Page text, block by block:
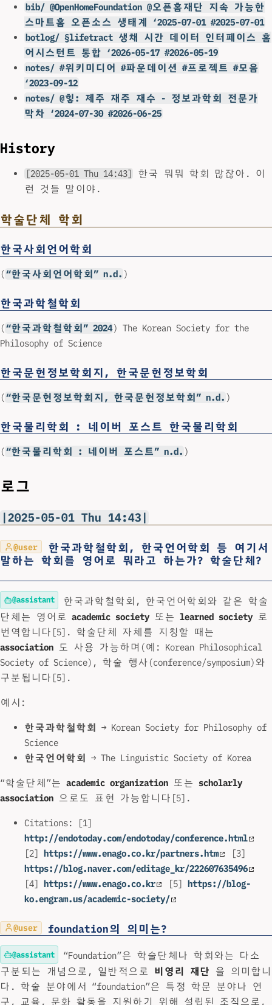
bib/ @OpenHomeFoundation @오픈홈재단 지속 가능한
스마트홈 오픈소스 생태계 ‘2025-07-01 #2025-07-01
botlog/ §lifetract 생채 시간 데이터 인터페이스 홈
어시스턴트 통합 ‘2026-05-17 #2026-05-19
notes/ #위키미디어 #파운데이션 #프로젝트 #모음
‘2023-09-12
notes/ @힣: 제주 재주 재수 - 정보과학회 전문가
막차 ‘2024-07-30 #2026-06-25
History
[2025-05-01 Thu 14:43]
한국 뭐뭐 학회 많잖아. 이
런 것들 말이야.
학술단체 학회
한국사회언어학회
(“한국사회언어학회” n.d. )
한국과학철학회
(“한국과학철학회” 2024) The Korean Society for the
Philosophy of Science
한국문헌정보학회지, 한국문헌정보학회
(“한국문헌정보학회지, 한국문헌정보학회” n.d. )
한국물리학회 : 네이버 포스트 한국물리학회
(“한국물리학회 : 네이버 포스트” n.d. )
로그
|2025-05-01 Thu 14:43|
@user
한국과학철학회, 한국언어학회 등 여기서
말하는 학회를 영어로 뭐라고 하는가? 학술단체?
@assistant
한국과학철학회, 한국언어학회와 같은 학술
단체는 영어로 academic society또는 learned society로
번역합니다[5]. 학술단체 자체를 지칭할 때는
association 도 사용 가능하며(예: Korean Philosophical
Society of Science), 학술 행사(conference/symposium)와
구분됩니다[5].
예시:
한국과학철학회 → Korean Society for Philosophy of
Science
한국언어학회 → The Linguistic Society of Korea
“학술단체”는 academic organization 또는 scholarly
association 으로도 표현 가능합니다[5].
Citations: [1]
http://endotoday.com/endotoday/conference.html
[2] https://www.enago.co.kr/partners.htm
[3]
https://blog.naver.com/editage_kr/222607635496
[4] https://www.enago.co.kr [5] https://blog-
ko.engram.us/academic-society/
@user foundation의 의미는?
@assistant
“Foundation”은 학술단체나 학회와는 다소
구분되는 개념으로, 일반적으로
비영리 재단
을 의미합니
다. 학술 분야에서 “foundation”은 특정 학문 분야나 연
구, 교육, 문화 활동을 지원하기 위해 설립된 조직으로,